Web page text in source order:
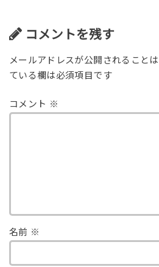
コメントを残す
メールアドレスが公開されることは
ている欄は必須項目です
コメント ※
名前 ※